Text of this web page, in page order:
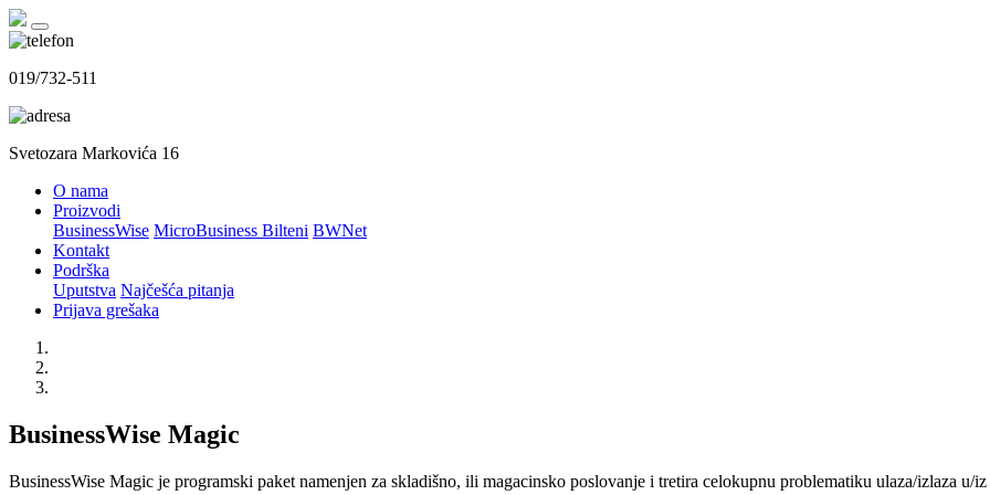
019/732-511
Svetozara Markovića 16
O nama
Proizvodi
BusinessWise MicroBusiness Bilteni BWNet
Kontakt
Podrška
Uputstva Najčešća pitanja
Prijava grešaka
BusinessWise Magic
BusinessWise Magic je programski paket namenjen za skladišno, ili magacinsko poslovanje i tretira celokupnu problematiku ulaza/izlaza u/iz